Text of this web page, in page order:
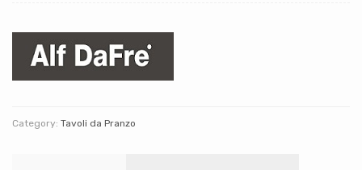
Category: Tavoli da Pranzo